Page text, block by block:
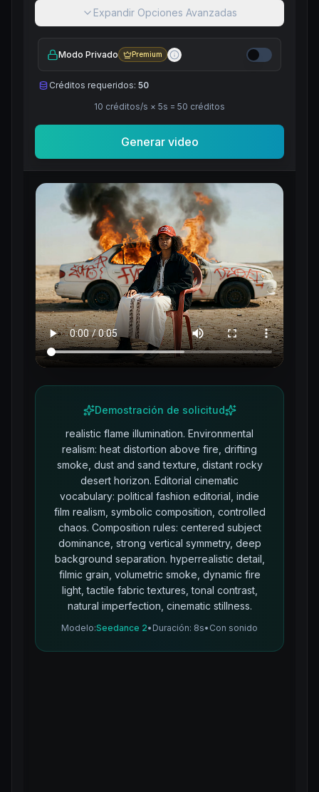
Expandir Opciones Avanzadas
Modo Privado Premium
Créditos requeridos: 50
10 créditos/s × 5s = 50 créditos
Generar video
Demostración de solicitud
realistic flame illumination. Environmental
realism: heat distortion above fire, drifting
smoke, dust and sand texture, distant rocky
desert horizon. Editorial cinematic
vocabulary: political fashion editorial, indie
film realism, symbolic composition, controlled
chaos. Composition rules: centered subject
dominance, strong vertical symmetry, deep
background separation. hyperrealistic detail,
filmic grain, volumetric smoke, dynamic fire
light, tactile fabric textures, tonal contrast,
natural imperfection, cinematic stillness.
Modelo:Seedance 2• Duración: 8s• Con sonido